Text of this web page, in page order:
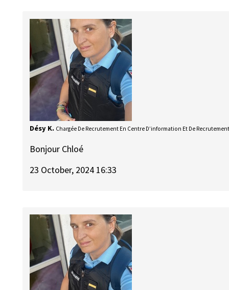
Désy K. Chargée De Recrutement En Centre D’information Et De
Bonjour Chloé
23 October, 2024 16:33